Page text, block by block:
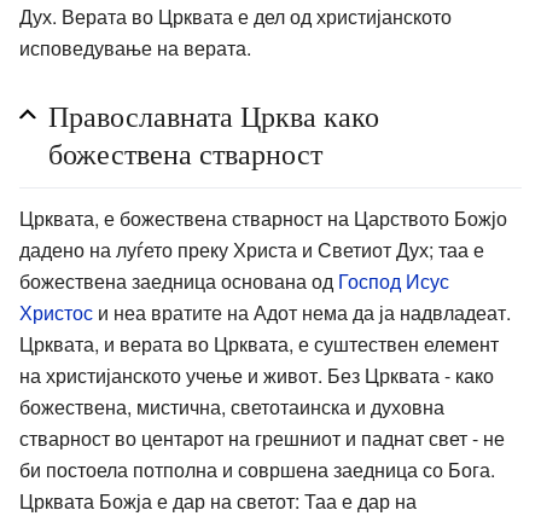
Дух. Верата во Црквата е дел од христијанското
исповедување на верата.
Православната Црква како
божествена стварност
Црквата, е божествена стварност на Царството Божјо
дадено на луѓето преку Христа и Светиот Дух; таа е
божествена заедница основана од Господ Исус
Христос и неа вратите на Адот нема да ја надвладеат.
Црквата, и верата во Црквата, е суштествен елемент
на христијанското учење и живот. Без Црквата - како
божествена, мистична, светотаинска и духовна
стварност во центарот на грешниот и паднат свет - не
би постоела потполна и совршена заедница со Бога.
Црквата Божја е дар на светот: Таа е дар на